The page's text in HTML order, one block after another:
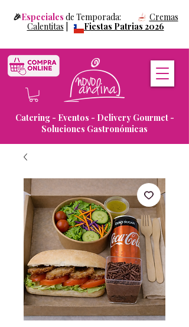
Catering - Eventos - Delivery Gourmet -
Soluciones Gastronómicas
🎉Especiales de Temporada: Cremas
Calentitas
Fiestas Patrias 2026